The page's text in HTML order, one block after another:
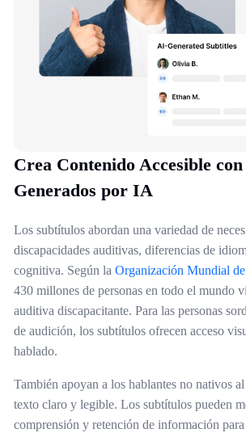
Crea Contenido Accesible
Generados por IA
Los subtítulos abordan una variedad de
discapacidades auditivas, diferencias de
cognitiva. Según la Organización Mundial
430 millones de personas en todo el mundo
auditiva discapacitante. Para las personas
de audición, los subtítulos ofrecen acceso
hablado.
También apoyan a los hablantes no nativos
texto claro y legible. Los subtítulos pueden
comprensión y retención de información para